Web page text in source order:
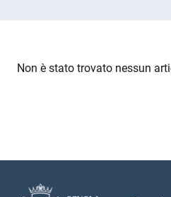
Non è stato trovato nessun